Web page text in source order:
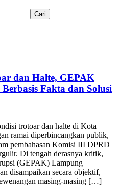
dan Halte, GEPAK
Fakta dan Solusi
trotoar dan halte di Kota
ramai diperbincangkan publik,
pembahasan Komisi III DPRD
Di tengah derasnya kritik,
(GEPAK) Lampung
disampaikan secara objektif,
masing-masing […]